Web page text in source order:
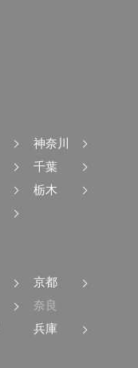
神奈川
千葉
栃木
京都
奈良
兵庫